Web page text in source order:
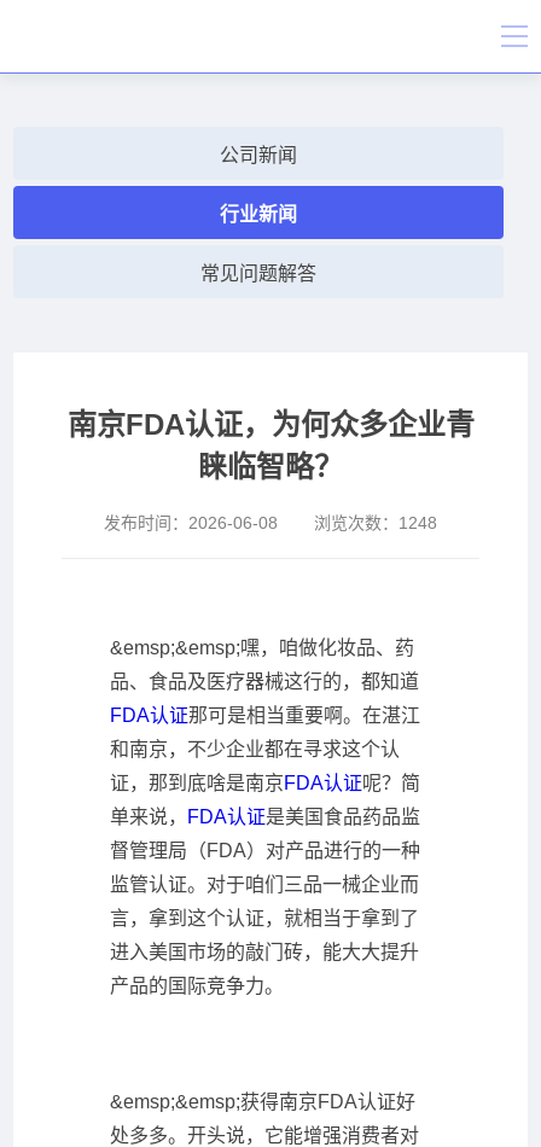
公司新闻
行业新闻
常见问题解答
南京FDA认证，为何众多企业青
睐临智略？
发布时间： 2026-06-08 浏览次数： 1248
&emsp;&emsp;嘿，咱做化妆品、药
品、食品及医疗器械这行的，都知道
FDA认证那可是相当重要啊。在湛江
和南京，不少企业都在寻求这个认
证，那到底啥是南京FDA认证呢？简
单来说，
FDA认证是美国食品药品监
督管理局（FDA）对产品进行的一种
监管认证。对于咱们三品一械企业而
言，拿到这个认证，就相当于拿到了
进入美国市场的敲门砖，能大大提升
产品的国际竞争力。
&emsp;&emsp;获得南京FDA认证好
处多多。开头说，它能增强消费者对